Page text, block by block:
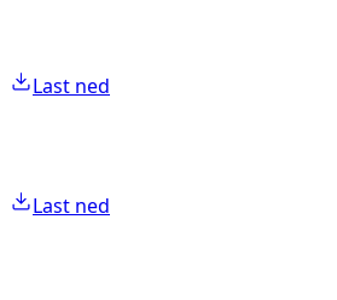
Last ned
Last ned